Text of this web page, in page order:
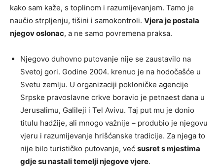
kako sam kaže, s toplinom i razumijevanjem. Tamo je
naučio strpljenju, tišini i samokontroli. Vjera je postala
njegov oslonac, a ne samo povremena praksa.
Njegovo duhovno putovanje nije se zaustavilo na
Svetoj gori. Godine 2004. krenuo je na hodočašće u
Svetu zemlju. U organizaciji pokloničke agencije
Srpske pravoslavne crkve boravio je petnaest dana u
Jerusalimu, Galileji i Tel Avivu. Taj put mu je donio
titulu hadžije, ali mnogo važnije – produbio je njegovu
vjeru i razumijevanje hrišćanske tradicije. Za njega to
nije bilo turističko putovanje, već susret s mjestima
gdje su nastali temelji njegove vjere.